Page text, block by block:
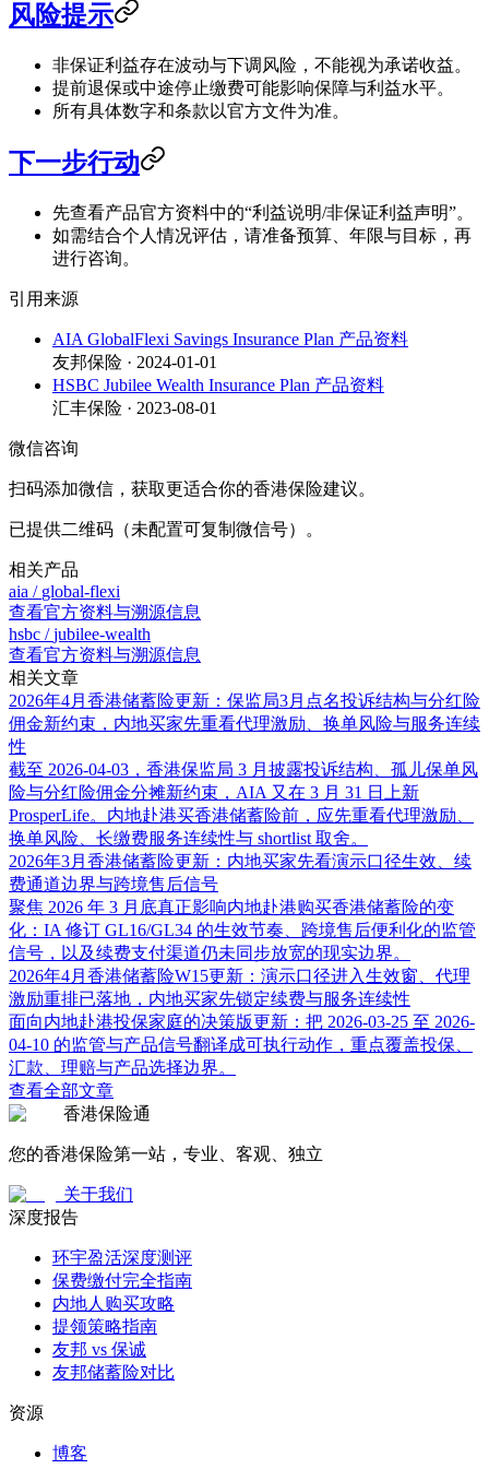
风险提示
非保证利益存在波动与下调风险，不能视为承诺收益。
提前退保或中途停止缴费可能影响保障与利益水平。
所有具体数字和条款以官方文件为准。
下一步行动
先查看产品官方资料中的“利益说明/非保证利益声明”。
如需结合个人情况评估，请准备预算、年限与目标，再
进行咨询。
引用来源
AIA GlobalFlexi Savings Insurance Plan 产品资料
友邦保险 · 2024-01-01
HSBC Jubilee Wealth Insurance Plan 产品资料
汇丰保险 · 2023-08-01
微信咨询
扫码添加微信，获取更适合你的香港保险建议。
已提供二维码（未配置可复制微信号）。
相关产品
aia / global-flexi
查看官方资料与溯源信息
hsbc /jubilee-wealth
查看官方资料与溯源信息
相关文章
2026年4月香港储蓄险更新：保监局3月点名投诉结构与分红险
佣金新约束，内地买家先重看代理激励、换单风险与服务连续
性
截至 2026-04-03，香港保监局 3 月披露投诉结构、孤儿保单风
险与分红险佣金分摊新约束，AIA 又在 3 月 31 日上新
ProsperLife。内地赴港买香港储蓄险前，应先重看代理激励、
换单风险、长缴费服务连续性与 shortlist 取舍。
2026年3月香港储蓄险更新：内地买家先看演示口径生效、续
费通道边界与跨境售后信号
聚焦 2026 年 3 月底真正影响内地赴港购买香港储蓄险的变
化：IA 修订 GL16/GL34 的生效节奏、跨境售后便利化的监管
信号，以及续费支付渠道仍未同步放宽的现实边界。
2026年4月香港储蓄险W15更新：演示口径进入生效窗、代理
激励重排已落地，内地买家先锁定续费与服务连续性
面向内地赴港投保家庭的决策版更新：把 2026-03-25 至 2026-
04-10 的监管与产品信号翻译成可执行动作，重点覆盖投保、
汇款、理赔与产品选择边界。
查看全部文章
香港保险通
您的香港保险第一站，专业、客观、独立
关于我们
深度报告
环宇盈活深度测评
保费缴付完全指南
内地人购买攻略
提领策略指南
友邦 vs 保诚
友邦储蓄险对比
资源
博客